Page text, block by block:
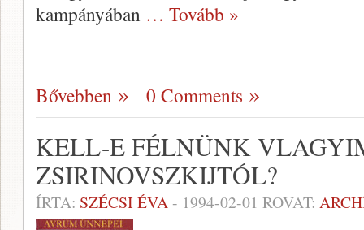
kampányában … Tovább »
Bővebben 0 Comments
KELL-E FÉLNÜNK
ZSIRINOVSZKIJTÓL?
ÍRTA: SZÉCSI ÉVA- 1994-02-01 ROVAT: